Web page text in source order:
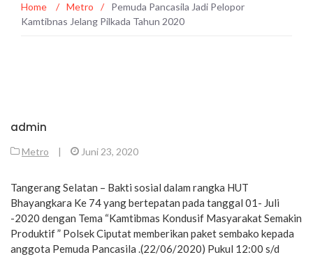
Home / Metro /
Pemuda Pancasila Jadi Pelopor
Kamtibnas Jelang Pilkada Tahun 2020
admin
Metro | Juni 23, 2020
Tangerang Selatan – Bakti sosial dalam rangka HUT
Bhayangkara Ke 74 yang bertepatan pada tanggal 01- Juli
-2020 dengan Tema “Kamtibmas Kondusif Masyarakat Semakin
Produktif ” Polsek Ciputat memberikan paket sembako kepada
anggota Pemuda Pancasila .(22/06/2020) Pukul 12:00 s/d